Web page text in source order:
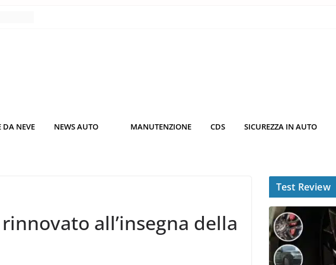
DA NEVE NEWS AUTO MANUTENZIONE CDS SICUREZZA IN AUTO
all’insegna della
Test Review